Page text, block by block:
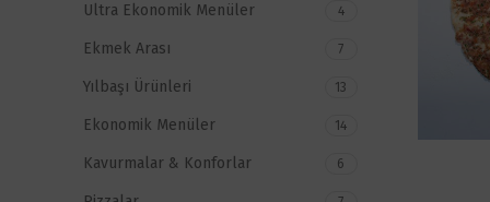
Ultra Ekonomik Menüler 4
Ekmek Arası 7
Yılbaşı Ürünleri 13
Ekonomik Menüler 14
Kavurmalar & Konforlar 6